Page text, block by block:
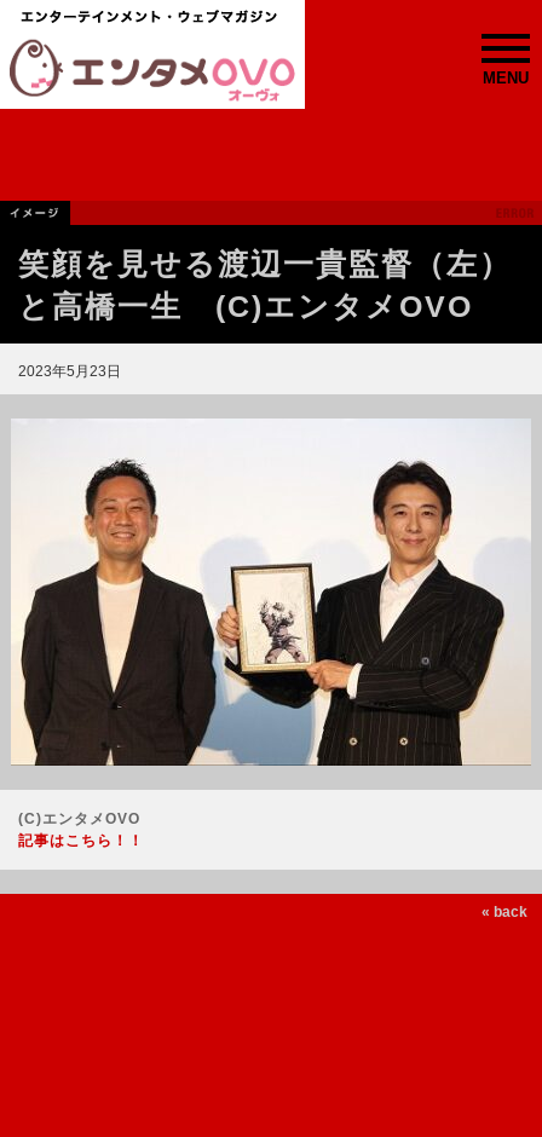
MENU
笑顔を見せる渡辺一貴監督（左）
と高橋一生 (C)エンタメOVO
2023年5月23日
(C)エンタメOVO
記事はこちら！！
« back